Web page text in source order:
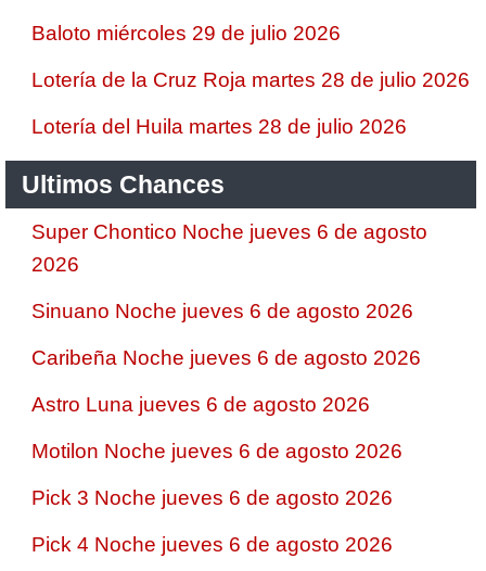
Baloto miércoles 29 de julio 2026
Lotería de la Cruz Roja martes 28 de julio 2026
Lotería del Huila martes 28 de julio 2026
Ultimos Chances
Super Chontico Noche jueves 6 de agosto
2026
Sinuano Noche jueves 6 de agosto 2026
Caribeña Noche jueves 6 de agosto 2026
Astro Luna jueves 6 de agosto 2026
Motilon Noche jueves 6 de agosto 2026
Pick 3 Noche jueves 6 de agosto 2026
Pick 4 Noche jueves 6 de agosto 2026